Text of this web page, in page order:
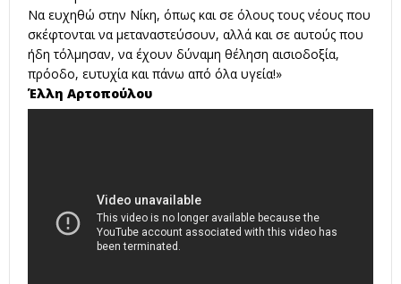
Να ευχηθώ στην Νίκη, όπως και σε όλους τους νέους που
σκέφτονται να μεταναστεύσουν, αλλά και σε αυτούς που
ήδη τόλμησαν, να έχουν δύναμη θέληση αισιοδοξία,
πρόοδο, ευτυχία και πάνω από όλα υγεία!»
Έλλη Αρτοπούλου